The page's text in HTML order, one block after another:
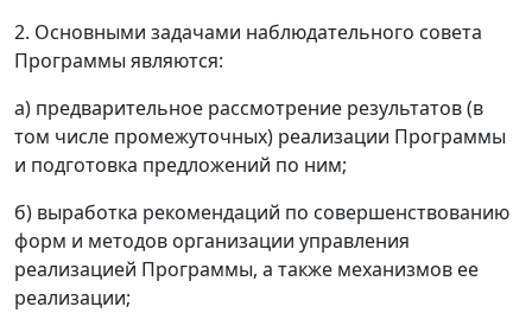
2. Основными задачами наблюдательного совета
Программы являются:
а) предварительное рассмотрение результатов (в
том числе промежуточных) реализации Программы
и подготовка предложений по ним;
б) выработка рекомендаций по совершенствованию
форм и методов организации управления
реализацией Программы, а также механизмов ее
реализации;